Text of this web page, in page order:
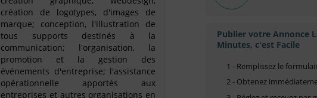
création de logotypes, d'images de
marque; conception, l'illustration de
tous supports destinés à la
communication; l'organisation, la
promotion et la gestion des
événements d'entreprise; l'assistance
opérationnelle apportés aux
entreprises et autres organisations en
Publier votre Annonce
Minutes, c'est Facile
1 - Remplissez le
2 - Obtenez